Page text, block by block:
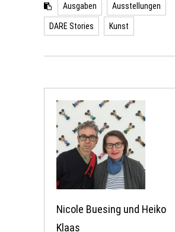
Ausgaben Ausstellungen
DARE Stories Kunst
Nicole Buesing und Heiko
Klaas